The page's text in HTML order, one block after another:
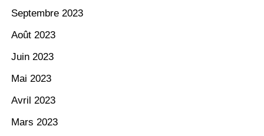
Septembre 2023
Août 2023
Juin 2023
Mai 2023
Avril 2023
Mars 2023